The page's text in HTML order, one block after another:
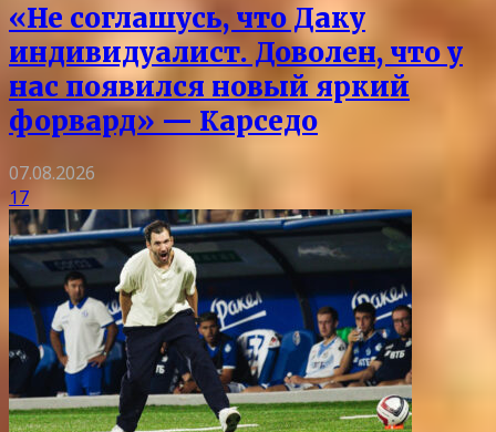
«Не соглашусь, что Даку
индивидуалист. Доволен, что у
нас появился новый яркий
форвард» — Карседо
07.08.2026
17